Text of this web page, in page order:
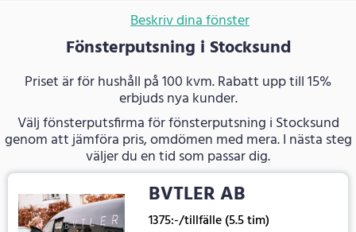
Beskriv dina fönster
Fönsterputsning i Stocksund
Priset är för hushåll på 100 kvm. Rabatt upp till 15%
erbjuds nya kunder.
Välj fönsterputsfirma för fönsterputsning i Stocksund
genom att jämföra pris, omdömen med mera. I nästa steg
väljer du en tid som passar dig.
BVTLER AB
1375:-/tillfälle (5.5 tim)